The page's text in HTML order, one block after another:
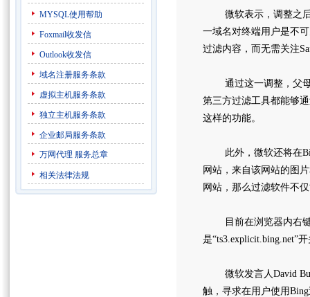
MYSQL使用帮助
Foxmail收发信
Outlook收发信
域名注册服务条款
虚拟主机服务条款
独立主机服务条款
企业邮局服务条款
万网代理 服务总章
相关法律法规
微软表示，调整之后“
一域名对终端用户是不
过滤内容，而无需关注
通过这一调整，父母
第三方过滤工具都能够
这样的功能。
此外，微软还将在
网站，来自该网站的图
网站，那么过滤软件不
目前在浏览器内右键
是“ts3.explicit.bing.net”
微软发言人David Burt
触，寻求在用户使用